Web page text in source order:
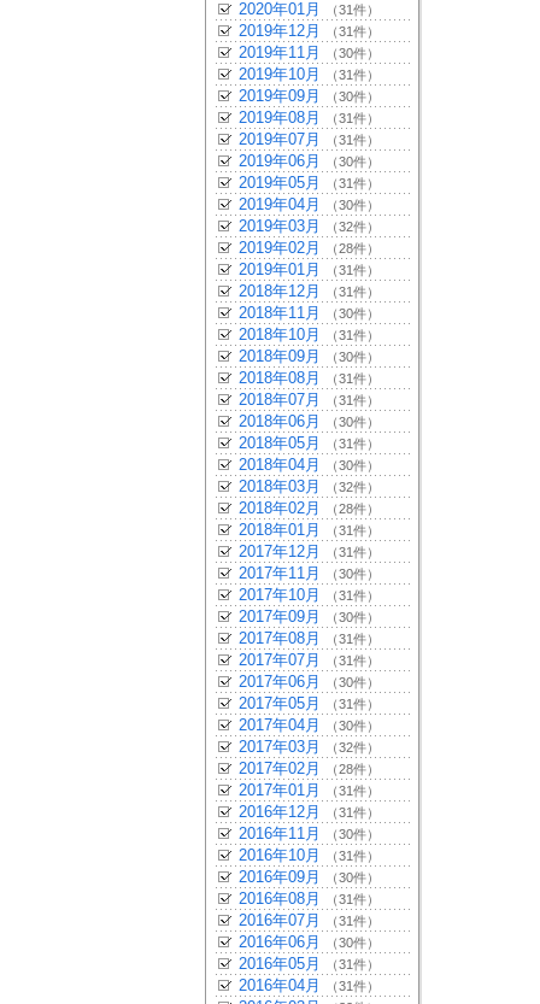
2020年01月 （31件）
2019年12月 （31件）
2019年11月 （30件）
2019年10月 （31件）
2019年09月 （30件）
2019年08月 （31件）
2019年07月 （31件）
2019年06月 （30件）
2019年05月 （31件）
2019年04月 （30件）
2019年03月 （32件）
2019年02月 （28件）
2019年01月 （31件）
2018年12月 （31件）
2018年11月 （30件）
2018年10月 （31件）
2018年09月 （30件）
2018年08月 （31件）
2018年07月 （31件）
2018年06月 （30件）
2018年05月 （31件）
2018年04月 （30件）
2018年03月 （32件）
2018年02月 （28件）
2018年01月 （31件）
2017年12月 （31件）
2017年11月 （30件）
2017年10月 （31件）
2017年09月 （30件）
2017年08月 （31件）
2017年07月 （31件）
2017年06月 （30件）
2017年05月 （31件）
2017年04月 （30件）
2017年03月 （32件）
2017年02月 （28件）
2017年01月 （31件）
2016年12月 （31件）
2016年11月 （30件）
2016年10月 （31件）
2016年09月 （30件）
2016年08月 （31件）
2016年07月 （31件）
2016年06月 （30件）
2016年05月 （31件）
2016年04月 （31件）